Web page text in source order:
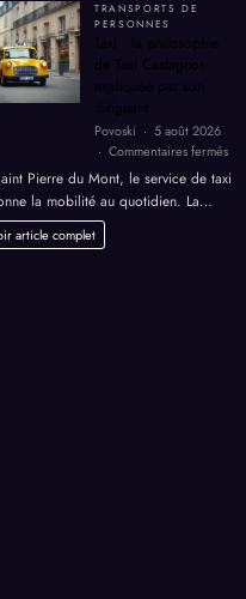
TRANSPORTS DE
PERSONNES
Taxi : la philosophie
de Taxi Castagnos
expliquée par son
dirigeant
Povoski
5 août 2026
Commentaires ferméssur
Taxi
Pierre du Mont, le service de taxi
la mobilité au quotidien. La…
article complet